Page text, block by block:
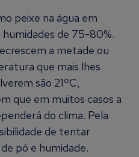
peixe na água em
de 75-80%.
a metade ou
que mais lhes
são 21ºC,
que em muitos casos a
do clima. Pela
de tentar
pó e humidade.